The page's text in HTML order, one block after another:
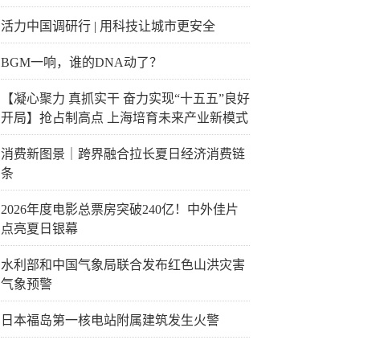
活力中国调研行 | 用科技让城市更安全
BGM一响，谁的DNA动了？
【凝心聚力 真抓实干 奋力实现“十五五”良好
开局】抢占制高点 上海培育未来产业新模式
消费新图景｜跨界融合拉长夏日经济消费链
条
2026年度电影总票房突破240亿！中外佳片
点亮夏日银幕
水利部和中国气象局联合发布红色山洪灾害
气象预警
日本福岛第一核电站附属建筑发生火警